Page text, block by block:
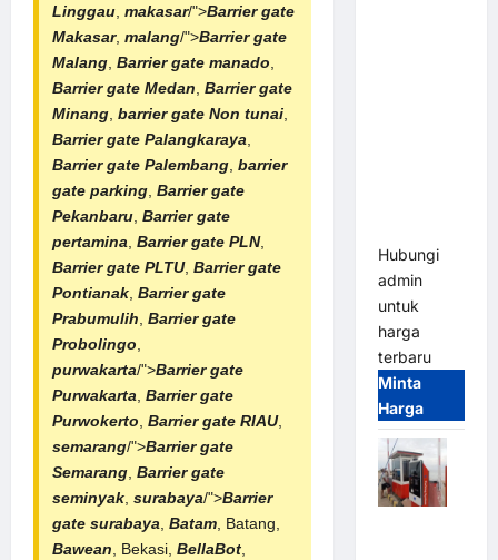
Linggau, makasar/">Barrier gate
Makasar, malang/">Barrier gate
Malang, Barrier gate manado,
Barrier gate Medan, Barrier gate
Minang, barrier gate Non tunai,
Barrier gate Palangkaraya,
Barrier gate Palembang, barrier
gate parking, Barrier gate
Pekanbaru, Barrier gate
pertamina, Barrier gate PLN,
Barrier gate PLTU, Barrier gate
Pontianak, Barrier gate
Prabumulih, Barrier gate
Probolingo,
purwakarta/">Barrier gate
Purwakarta, Barrier gate
Purwokerto, Barrier gate RIAU,
semarang/">Barrier gate
Semarang, Barrier gate
seminyak, surabaya/">Barrier
gate surabaya, Batam, Batang,
Bawean, Bekasi, BellaBot,
Hubungi
admin
untuk
harga
terbaru
Minta
Harga